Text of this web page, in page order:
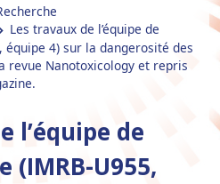
Les travaux de l’équipe de
équipe 4) sur la dangerosité des
revue Nanotoxicology et repris
l’équipe de
(IMRB-U955,